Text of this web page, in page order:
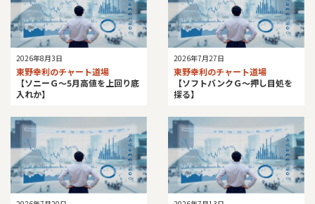
2026年8月3日
東野幸利のチャート道場
【ソニーＧ～5月高値を上回り底
入れか】
2026年7月27日
東野幸利のチャート道場
【ソフトバンクＧ～押し目処を
探る】